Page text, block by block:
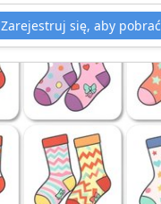
Zarejestruj się, aby pobrać